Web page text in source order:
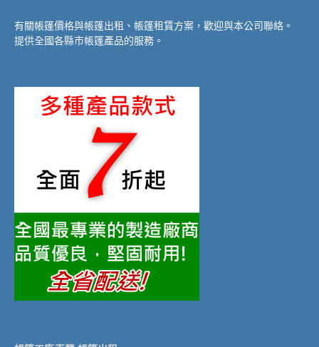
有關帳篷價格與帳篷出租、帳篷租賃方案，歡迎與本公司聯絡。
提供全國各縣市帳篷產品的服務。